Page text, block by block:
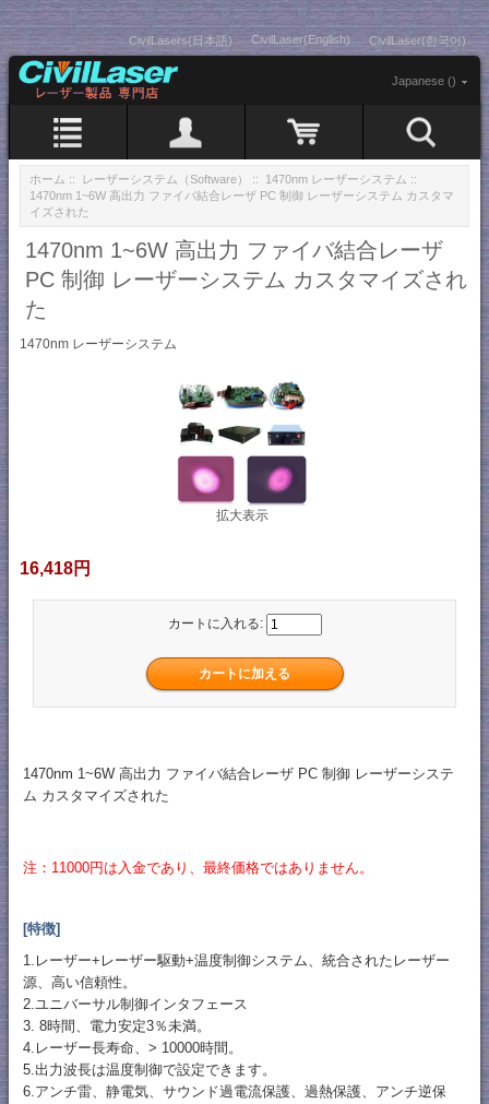
CivilLasers(日本語) CivilLaser(English) CivilLaser(한국어)
Japanese ()
ホーム :: レーザーシステム（Software） :: 1470nm レーザーシステム ::
1470nm 1~6W 高出力 ファイバ結合レーザ PC 制御 レーザーシステム カスタマ
イズされた
1470nm 1~6W 高出力 ファイバ結合レーザ
PC 制御 レーザーシステム カスタマイズされ
た
1470nm レーザーシステム
拡大表示
16,418円
カートに入れる:
1470nm 1~6W 高出力 ファイバ結合レーザ PC 制御 レーザーシステ
ム カスタマイズされた
注：11000円は入金であり、最終価格ではありません。
[特徴]
1.レーザー+レーザー駆動+温度制御システム、統合されたレーザー
源、高い信頼性。
2.ユニバーサル制御インタフェース
3. 8時間、電力安定3％未満。
4.レーザー長寿命、> 10000時間。
5.出力波長は温度制御で設定できます。
6.アンチ雷、静電気、サウンド過電流保護、過熱保護、アンチ逆保